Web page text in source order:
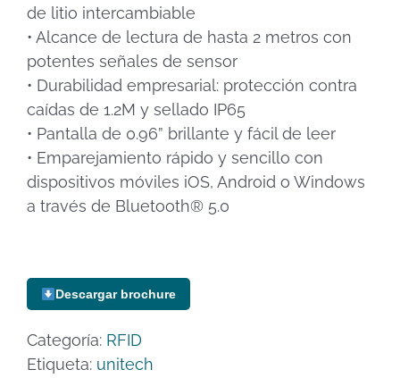
de litio intercambiable
• Alcance de lectura de hasta 2 metros con
potentes señales de sensor
• Durabilidad empresarial: protección contra
caídas de 1.2M y sellado IP65
• Pantalla de 0.96” brillante y fácil de leer
• Emparejamiento rápido y sencillo con
dispositivos móviles iOS, Android o Windows
a través de Bluetooth® 5.0
Descargar brochure
Categoría: RFID
Etiqueta: unitech